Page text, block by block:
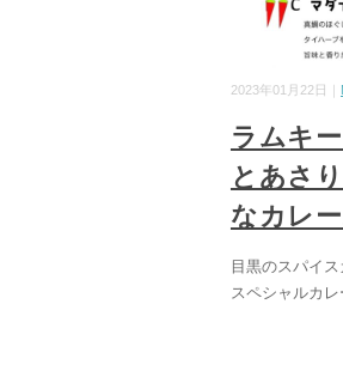
2023年01月22日｜
ラムキ
とあさ
なカレー
目黒のスパイ
スペシャルカ